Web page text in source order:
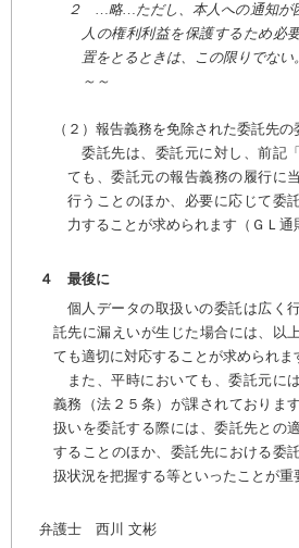
２ …略…ただし、本人への通知が
人の権利利益を保護するため必
置をとるときは、この限りでない。
～～
（２）報告義務を免除された委託先の
委託先は、委託元に対し、前記
ても、委託元の報告義務の履行に
行うことのほか、必要に応じて委
力することが求められます（ＧＬ通
４ 最後に
個人データの取扱いの委託は広く
託先に漏えいが生じた場合には、以
ても適切に対応することが求められま
また、平時においても、委託元に
義務（法２５条）が課されておりま
扱いを委託する際には、委託先との
することのほか、委託先における委
扱状況を把握する等といったことが重
弁護士 西川 文彬